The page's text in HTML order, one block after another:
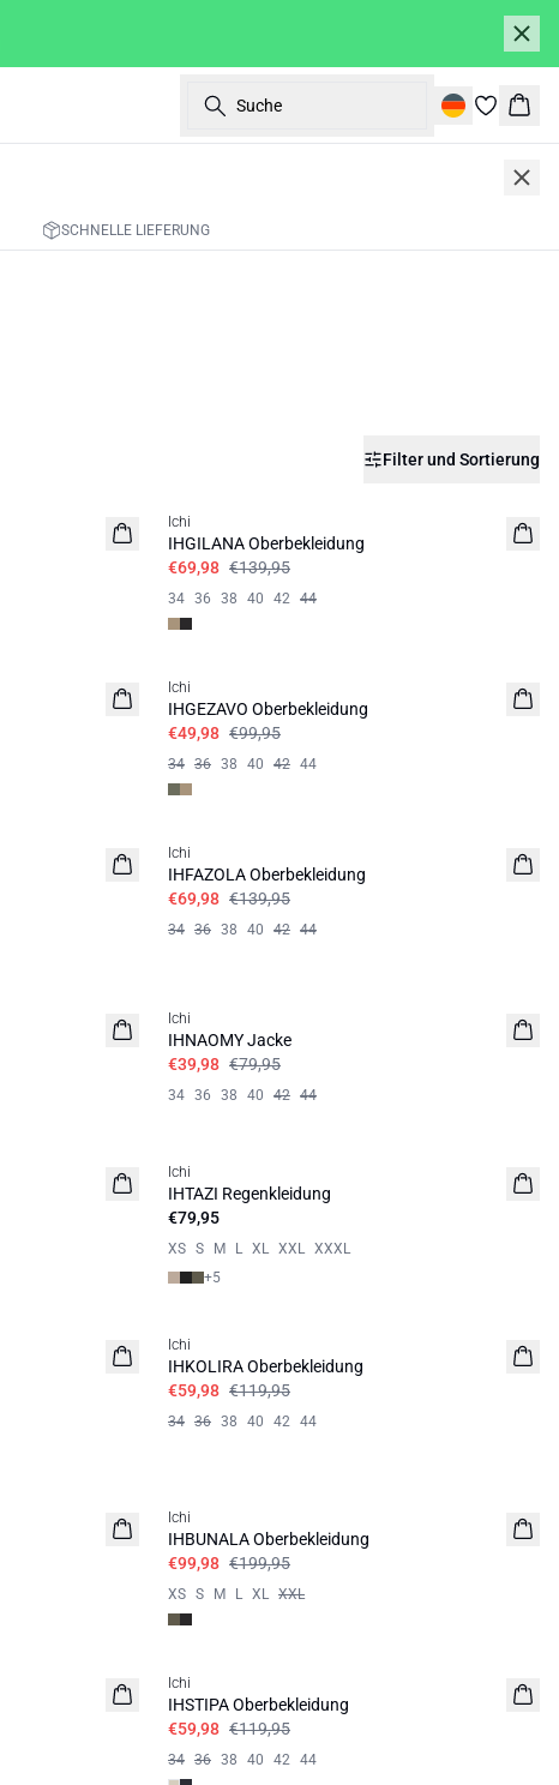
Suche
SCHNELLE LIEFERUNG
Filter und Sortierung
Ichi
IHGILANA Oberbekleidung
€69,98 €139,95
34 36 38 40 42 44
Ichi
IHGEZAVO Oberbekleidung
€49,98 €99,95
34 36 38 40 42 44
Ichi
IHFAZOLA Oberbekleidung
€69,98 €139,95
34 36 38 40 42 44
Ichi
IHNAOMY Jacke
€39,98 €79,95
34 36 38 40 42 44
BASIC
Ichi
IHTAZI Regenkleidung
€79,95
XS S M L XL XXL XXXL
+5
Ichi
IHKOLIRA Oberbekleidung
€59,98 €119,95
34 36 38 40 42 44
50% Daunen | 50% Federn
Ichi
IHBUNALA Oberbekleidung
€99,98 €199,95
XS S M L XL XXL
Ichi
IHSTIPA Oberbekleidung
€59,98 €119,95
34 36 38 40 42 44